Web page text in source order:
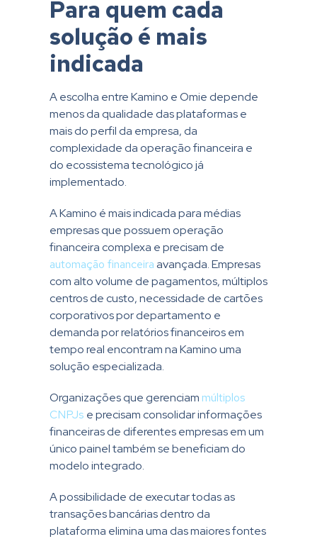
Para quem cada
solução é mais
indicada
A escolha entre Kamino e Omie depende
menos da qualidade das plataformas e
mais do perfil da empresa, da
complexidade da operação financeira e
do ecossistema tecnológico já
implementado.
A Kamino é mais indicada para médias
empresas que possuem operação
financeira complexa e precisam de
automação financeiraavançada. Empresas
com alto volume de pagamentos, múltiplos
centros de custo, necessidade de cartões
corporativos por departamento e
demanda por relatórios financeiros em
tempo real encontram na Kamino uma
solução especializada.
Organizações que gerenciam múltiplos
CNPJs e precisam consolidar informações
financeiras de diferentes empresas em um
único painel também se beneficiam do
modelo integrado.
A possibilidade de executar todas as
transações bancárias dentro da
plataforma elimina uma das maiores fontes